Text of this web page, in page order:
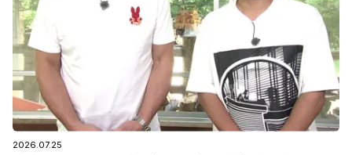
2026.07.25